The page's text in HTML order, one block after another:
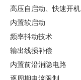
高压自启动、快速开机
内置软启动
频率抖动技术
输出线损补偿
内置前沿消隐电路